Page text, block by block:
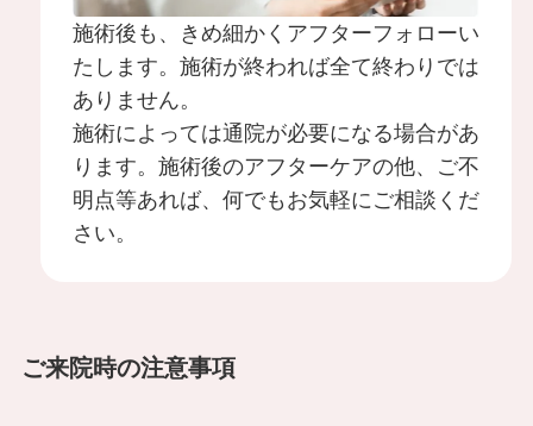
24時間受付 WEBから予約する
052-551-8887 10:00~19:00(不定休)
プライバシーポリシー
サイトマップ
施術後も、きめ細かくアフターフォローい
たします。施術が終われば全て終わりでは
ありません。
施術によっては通院が必要になる場合があ
ります。施術後のアフターケアの他、ご不
明点等あれば、何でもお気軽にご相談くだ
さい。
ご来院時の注意事項